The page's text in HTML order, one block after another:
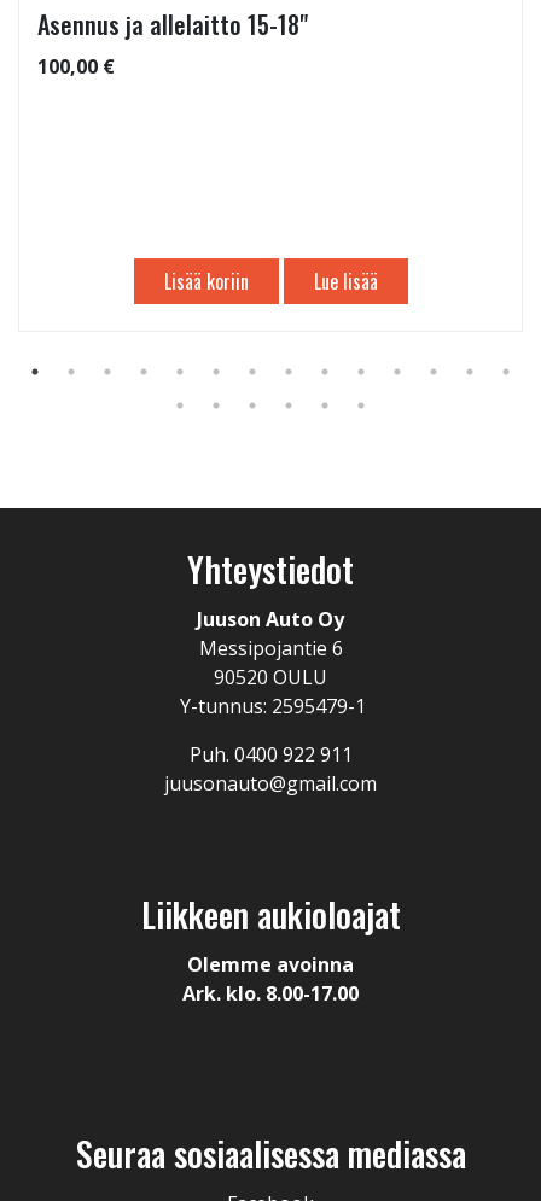
Asennus ja allelaitto 15-18"
100,00 €
Lisää koriin Lue lisää
Yhteystiedot
Juuson Auto Oy
Messipojantie 6
90520 OULU
Y-tunnus: 2595479-1
Puh. 0400 922 911
juusonauto@gmail.com
Liikkeen aukioloajat
Olemme avoinna
Ark. klo. 8.00-17.00
Seuraa sosiaalisessa mediassa